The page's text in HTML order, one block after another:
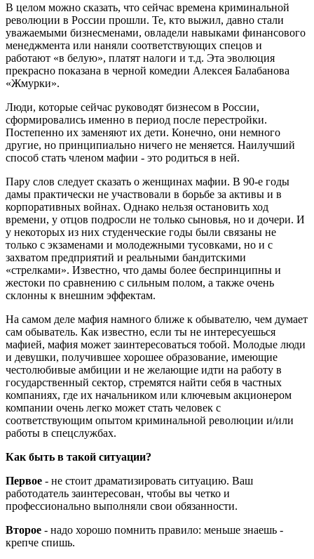
В целом можно сказать, что сейчас времена криминальной
революции в России прошли. Те, кто выжил, давно стали
уважаемыми бизнесменами, овладели навыками финансового
менеджмента или наняли соответствующих спецов и
работают «в белую», платят налоги и т.д. Эта эволюция
прекрасно показана в черной комедии Алексея Балабанова
«Жмурки».
Люди, которые сейчас руководят бизнесом в России,
сформировались именно в период после перестройки.
Постепенно их заменяют их дети. Конечно, они немного
другие, но принципиально ничего не меняется. Наилучший
способ стать членом мафии - это родиться в ней.
Пару слов следует сказать о женщинах мафии. В 90-е годы
дамы практически не участвовали в борьбе за активы и в
корпоративных войнах. Однако нельзя остановить ход
времени, у отцов подросли не только сыновья, но и дочери. И
у некоторых из них студенческие годы были связаны не
только с экзаменами и молодежными тусовками, но и с
захватом предприятий и реальными бандитскими
«стрелками». Известно, что дамы более беспринципны и
жестоки по сравнению с сильным полом, а также очень
склонны к внешним эффектам.
На самом деле мафия намного ближе к обывателю, чем думает
сам обыватель. Как известно, если ты не интересуешься
мафией, мафия может заинтересоваться тобой. Молодые люди
и девушки, получившее хорошее образование, имеющие
честолюбивые амбиции и не желающие идти на работу в
государственный сектор, стремятся найти себя в частных
компаниях, где их начальником или ключевым акционером
компании очень легко может стать человек с
соответствующим опытом криминальной революции и/или
работы в спецслужбах.
Как быть в такой ситуации?
Первое - не стоит драматизировать ситуацию. Ваш
работодатель заинтересован, чтобы вы четко и
профессионально выполняли свои обязанности.
Второе - надо хорошо помнить правило: меньше знаешь -
крепче спишь.